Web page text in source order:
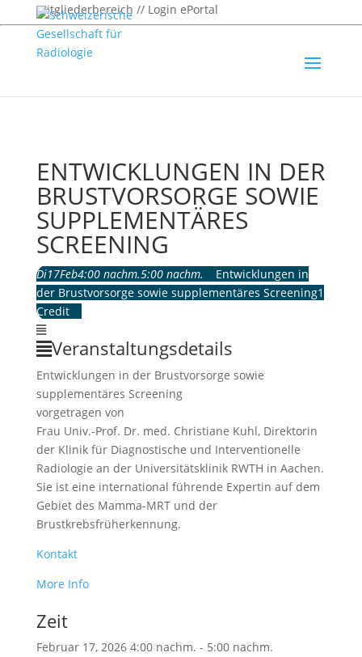
Mitgliederbereich // Login ePortal
ENTWICKLUNGEN IN DER
BRUSTVORSORGE SOWIE
SUPPLEMENTÄRES
SCREENING
Di17Feb4:00 nachm.5:00 nachm.
Entwicklungen in
der Brustvorsorge sowie supplementäres Screening1
Credit
Veranstaltungsdetails
Entwicklungen in der Brustvorsorge sowie
supplementäres Screening
vorgetragen von
Frau Univ.-Prof. Dr. med. Christiane Kuhl, Direktorin
der Klinik für Diagnostische und Interventionelle
Radiologie an der Universitätsklinik RWTH in Aachen.
Sie ist eine international führende Expertin auf dem
Gebiet des Mamma-MRT und der
Brustkrebsfrüherkennung.
Kontakt
More Info
Zeit
Februar 17, 2026 4:00 nachm. - 5:00 nachm.